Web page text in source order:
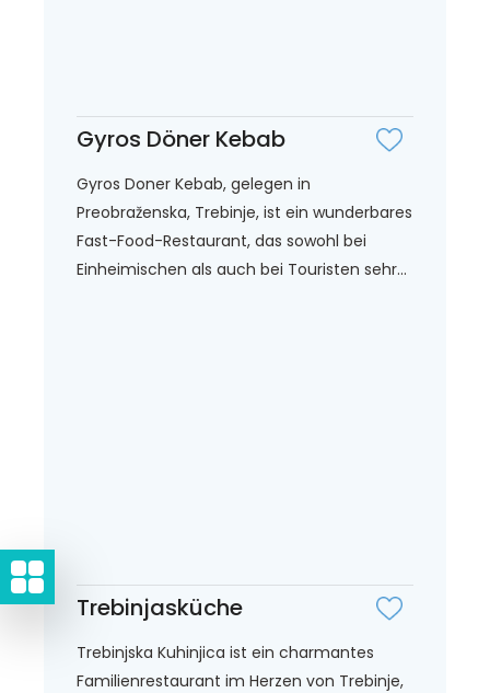
Gyros Döner Kebab
Gyros Doner Kebab, gelegen in
Preobraženska, Trebinje, ist ein wunderbares
Fast-Food-Restaurant, das sowohl bei
Einheimischen als auch bei Touristen sehr...
Trebinjasküche
Trebinjska Kuhinjica ist ein charmantes
Familienrestaurant im Herzen von Trebinje,